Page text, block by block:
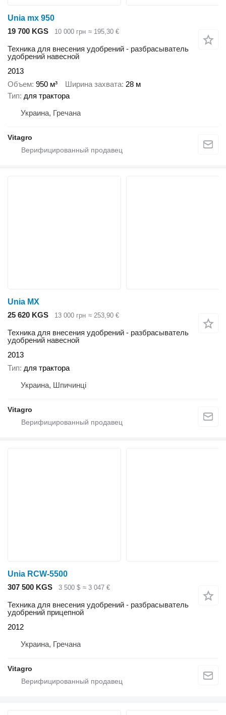
Unia mx 950
19 700 KGS
10 000 грн ≈ 195,30 €
Техника для внесения удобрений - разбрасыватель
удобрений навесной
2013
Объем 950 м³ Ширина захвата 28 м
Тип для трактора
Украина, Гречана
Vitagro
Unia MX
25 620 KGS
13 000 грн ≈ 253,90 €
Техника для внесения удобрений - разбрасыватель
удобрений навесной
2013
Тип для трактора
Украина, Шпичинці
Vitagro
Unia RCW-5500
307 500 KGS
3 500 $ ≈ 3 047 €
Техника для внесения удобрений - разбрасыватель
удобрений прицепной
2012
Украина, Гречана
Vitagro